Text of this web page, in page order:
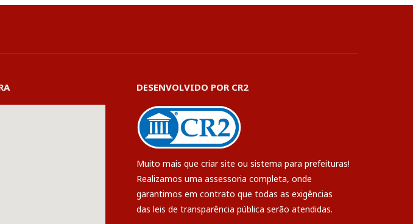
DESENVOLVIDO POR CR2
Muito mais que criar site ou sistema para prefeituras!
Realizamos uma assessoria completa, onde
garantimos em contrato que todas as exigências
das leis de transparência pública serão atendidas.